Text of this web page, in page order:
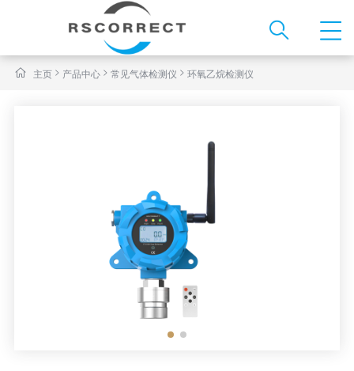
主页> 产品中心 > 常见气体检测仪 > 环氧乙烷检测仪